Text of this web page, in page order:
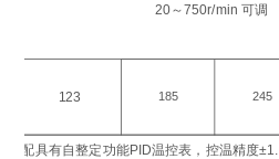
20～750r/min 可调
123 185 245
配具有自整定功能PID温控表，控温精度